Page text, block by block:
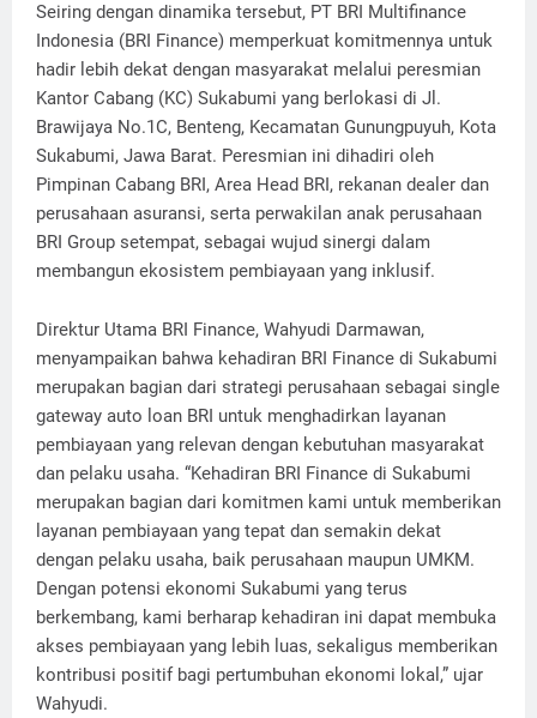
Seiring dengan dinamika tersebut, PT BRI Multifinance
Indonesia (BRI Finance) memperkuat komitmennya untuk
hadir lebih dekat dengan masyarakat melalui peresmian
Kantor Cabang (KC) Sukabumi yang berlokasi di Jl.
Brawijaya No.1C, Benteng, Kecamatan Gunungpuyuh, Kota
Sukabumi, Jawa Barat. Peresmian ini dihadiri oleh
Pimpinan Cabang BRI, Area Head BRI, rekanan dealer dan
perusahaan asuransi, serta perwakilan anak perusahaan
BRI Group setempat, sebagai wujud sinergi dalam
membangun ekosistem pembiayaan yang inklusif.
Direktur Utama BRI Finance, Wahyudi Darmawan,
menyampaikan bahwa kehadiran BRI Finance di Sukabumi
merupakan bagian dari strategi perusahaan sebagai single
gateway auto loan BRI untuk menghadirkan layanan
pembiayaan yang relevan dengan kebutuhan masyarakat
dan pelaku usaha. “Kehadiran BRI Finance di Sukabumi
merupakan bagian dari komitmen kami untuk memberikan
layanan pembiayaan yang tepat dan semakin dekat
dengan pelaku usaha, baik perusahaan maupun UMKM.
Dengan potensi ekonomi Sukabumi yang terus
berkembang, kami berharap kehadiran ini dapat membuka
akses pembiayaan yang lebih luas, sekaligus memberikan
kontribusi positif bagi pertumbuhan ekonomi lokal,” ujar
Wahyudi.